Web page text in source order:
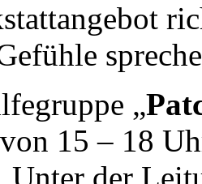
„
15 – 18